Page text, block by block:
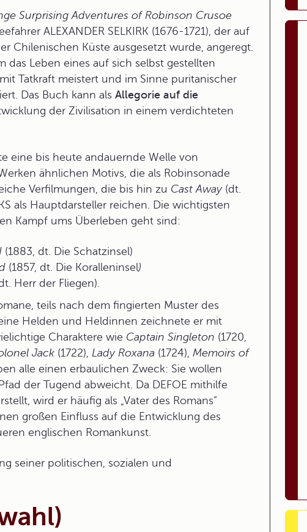
Surprising Adventures of Robinson Crusoe
ALEXANDER SELKIRK (1676-1721), der auf
Chilenischen Küste ausgesetzt wurde, angeregt.
das Leben eines auf sich selbst gestellten
Tatkraft meistert und im Sinne puritanischer
Das Buch kann als Allegorie auf die
der Zivilisation in einem verdichteten
eine bis heute andauernde Welle von
ähnlichen Motivs, die als Robinsonade
Verfilmungen, die bis hin zu Cast Away(dt.
als Hauptdarsteller reichen. Die wichtigsten
Kampf ums Überleben geht sind:
(1883, dt. Die Schatzinsel)
(1857, dt. Die Koralleninsel)
Herr der Fliegen).
, teils nach dem fingierten Muster des
Helden und Heldinnen zeichnete er mit
Charaktere wie Captain Singleton (1720,
Jack (1722), Lady Roxana (1724), Memoirs of
alle einen erbaulichen Zweck: Sie wollen
der Tugend abweicht. Da DEFOE mithilfe
wird er häufig als „Vater des Romans“
großen Einfluss auf die Entwicklung des
englischen Romankunst.
seiner politischen, sozialen und